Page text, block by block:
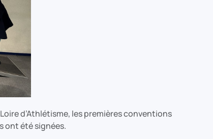
d’Athlétisme, les premières conventions
ont été signées.